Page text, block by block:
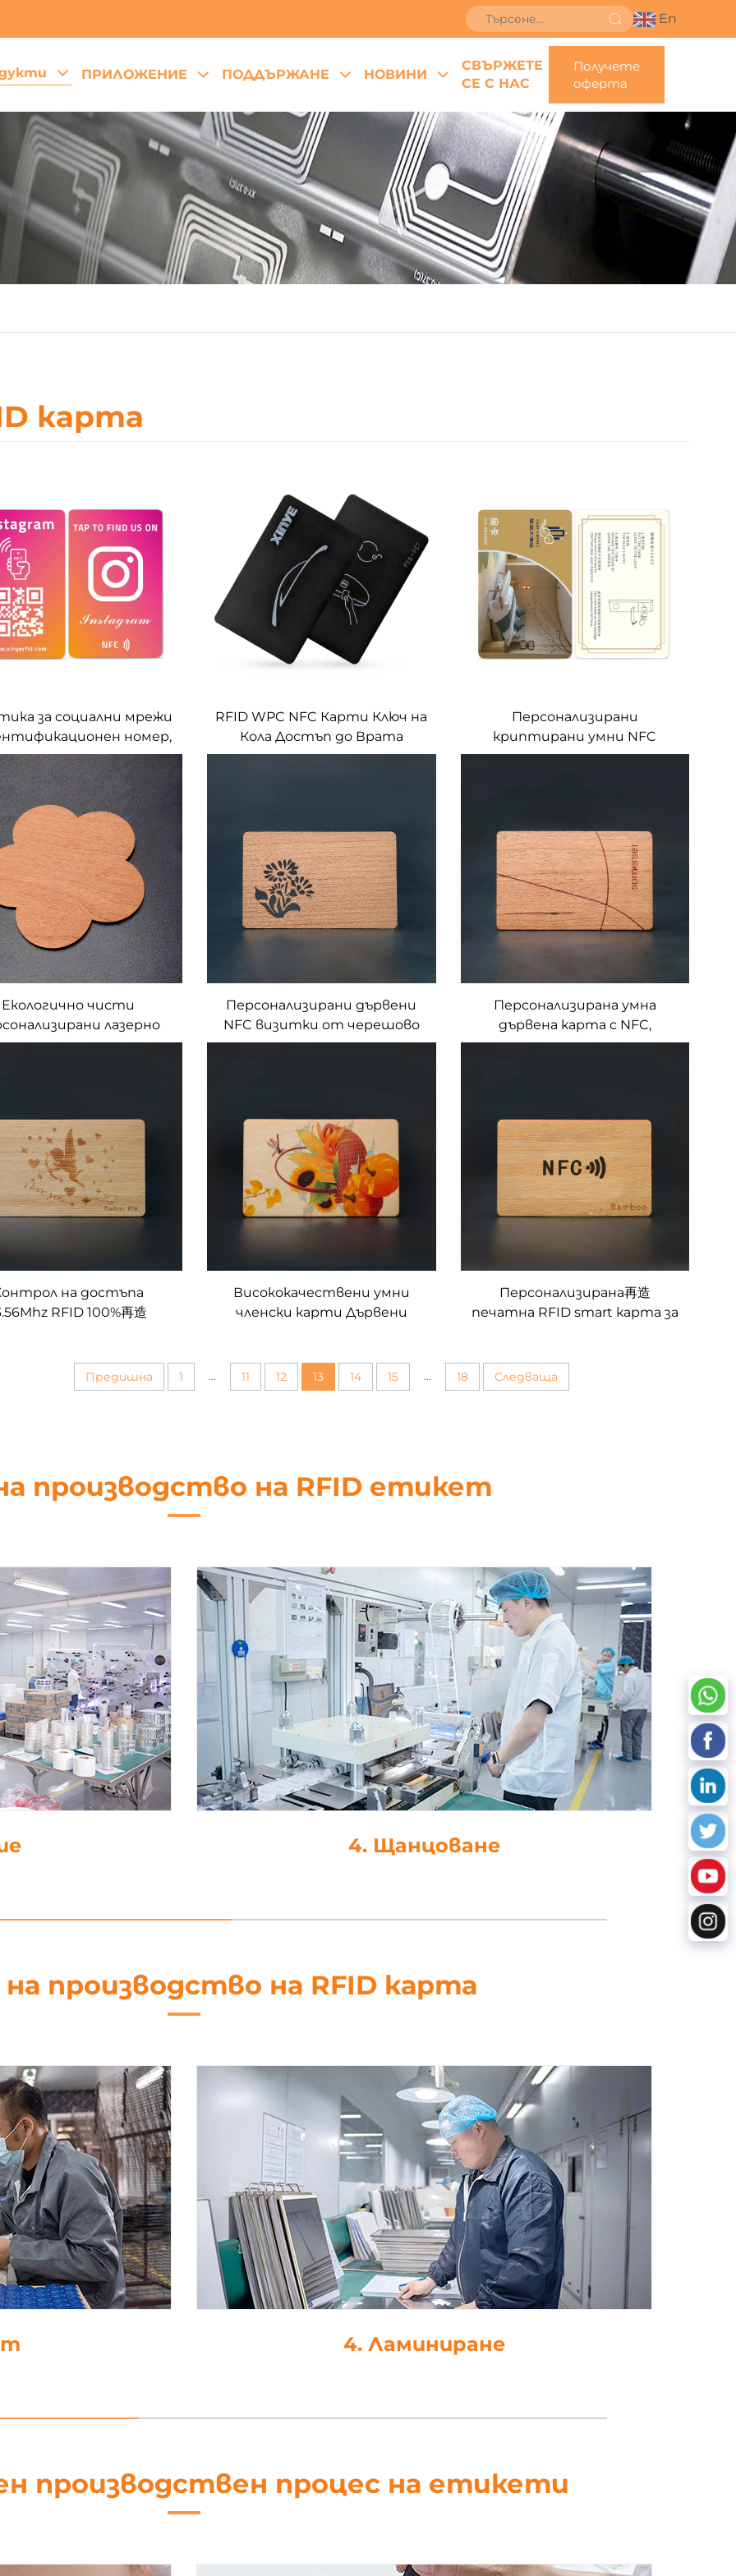
En
ПРИЛОЖЕНИЕ ПОДДЪРЖАНЕ НОВИНИ
СВЪРЖЕТЕ
СЕ С НАС
Получете
оферта
карта
за социални мрежи
номер,
карта за контактно
цифров
QR код поп карта,
персонализирана
RFID WPC NFC Карти Ключ на
Кола Достъп до Врата
Персонализирани
криптирани умни NFC
ключови карти 13.56Mhz
Екологично чисти
лазерно
орехови RFID
честота 13.56MHz
Персонализирани дървени
NFC визитки от черешово
дърво с гравировка по
Персонализирана умна
дървена карта с NFC,
екологична MIFARE DESFire
на достъпа
RFID 100%再造
Висококачествени умни
членски карти Дървени
визитки
Персонализирана再造
печатна RFID smart карта за
за лазерна гравировка
Предишна 1 ... 11 12 13 14 15 ... 18 Следваща
производство на RFID етикет
5. Обработка на данни
производство на RFID карта
5. Щанцоване
производствен процес на етикети